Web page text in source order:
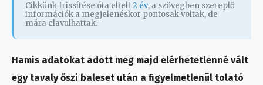
Cikkünk frissítése óta eltelt2 év, a szövegben szereplő
információk a megjelenéskor pontosak voltak, de
mára elavulhattak.
Hamis adatokat adott meg majd elérhetetlenné vált
egy tavaly őszi baleset után a figyelmetlenül tolató